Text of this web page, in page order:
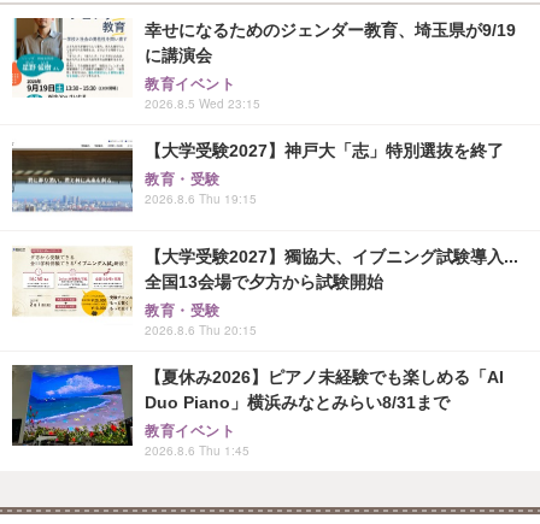
幸せになるためのジェンダー教育、埼玉県が9/19
に講演会
教育イベント
2026.8.5 Wed 23:15
【大学受験2027】神戸大「志」特別選抜を終了
教育・受験
2026.8.6 Thu 19:15
【大学受験2027】獨協大、イブニング試験導入...
全国13会場で夕方から試験開始
教育・受験
2026.8.6 Thu 20:15
【夏休み2026】ピアノ未経験でも楽しめる「AI
Duo Piano」横浜みなとみらい8/31まで
教育イベント
2026.8.6 Thu 1:45